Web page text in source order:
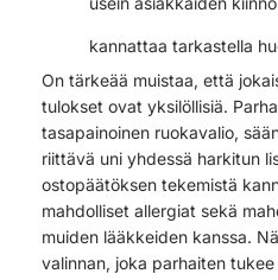
kannattaa tarkastella
On tärkeää muistaa, että
tulokset ovat yksilöllisiä.
tasapainoinen ruokavalio,
riittävä uni yhdessä harkitun
ostopäätöksen tekemistä
mahdolliset allergiat sekä
muiden lääkkeiden kanssa.
valinnan, joka parhaiten